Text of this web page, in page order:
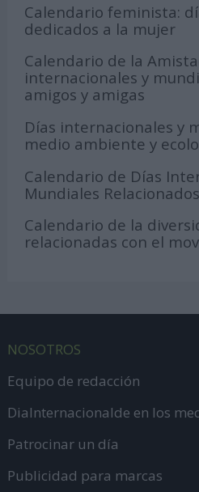
Calendario feminista:
dedicados a la mujer
Calendario de la
internacionales y
amigos y amigas
Días internacionales y
medio ambiente y
Calendario de Días
Mundiales
Calendario de la
relacionadas con el
NOSOTROS
Equipo de redacción
DiaInternacionalde en los
Patrocinar un día
Publicidad para marcas